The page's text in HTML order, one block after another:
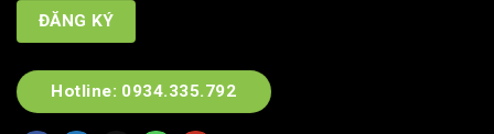
Hotline: 0934.335.792